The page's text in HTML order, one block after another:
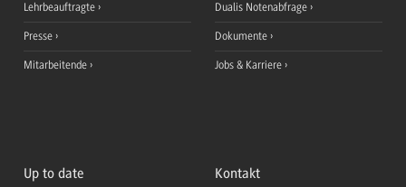
Lehrbeauftragte
Presse
Mitarbeitende
Dualis Notenabfrage
Dokumente
Jobs & Karriere
Up to date Kontakt